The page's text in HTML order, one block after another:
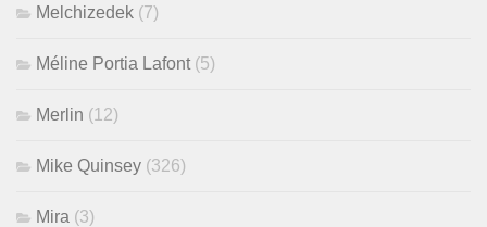
Melchizedek (7)
Méline Portia Lafont (5)
Merlin (12)
Mike Quinsey (326)
Mira (3)